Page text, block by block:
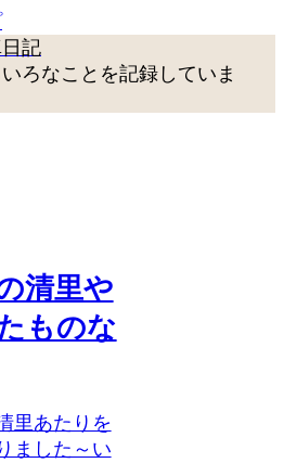
記
ろなことを記録していま
清里や
ものな
里あたりを
ました～い